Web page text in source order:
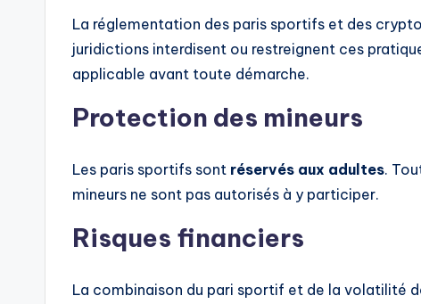
La réglementation des paris sportifs et des
juridictions interdisent ou restreignent ces
applicable avant toute démarche.
Protection des mineurs
Les paris sportifs sont réservés aux adultes.
mineurs ne sont pas autorisés à y participer.
Risques financiers
La combinaison du pari sportif et de la volatilité